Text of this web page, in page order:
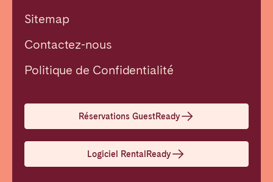
Sitemap
Contactez-nous
Politique de Confidentialité
Réservations GuestReady
Logiciel RentalReady
Choisir la langue
English